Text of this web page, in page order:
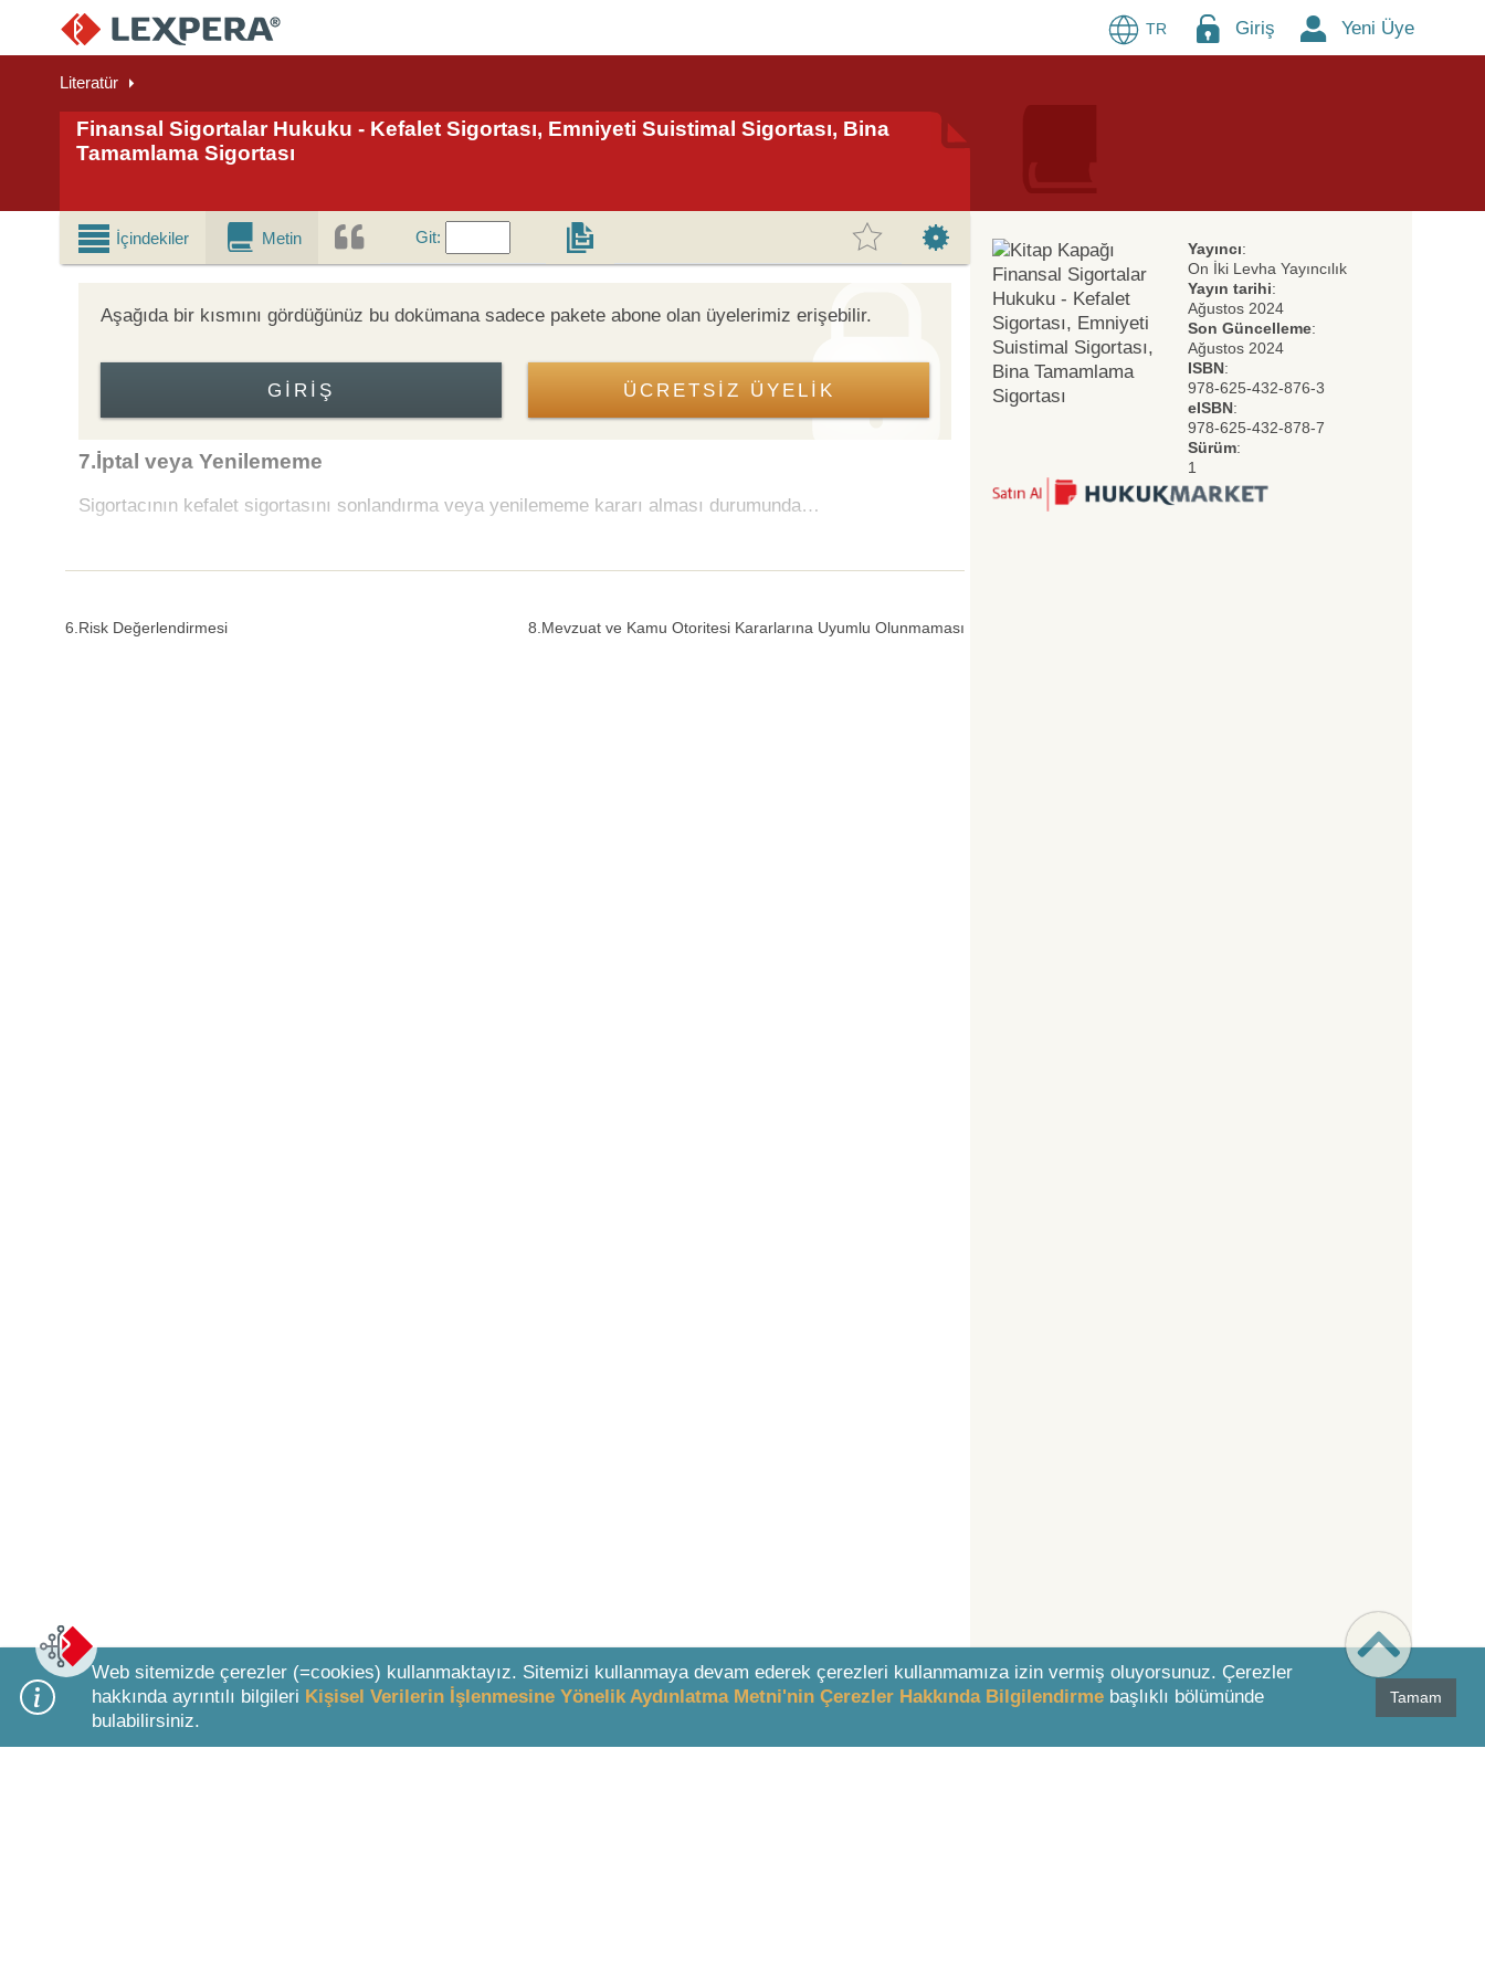
TR Giriş Yeni Üye
Literatür
Finansal Sigortalar Hukuku - Kefalet Sigortası, Emniyeti Suistimal Sigortası, Bina
Tamamlama Sigortası
İçindekiler Metin Git:
Aşağıda bir kısmını gördüğünüz bu dokümana sadece pakete abone olan üyelerimiz erişebilir.
GIRIŞ ÜCRETSİZ ÜYELİK
7.İptal veya Yenilememe
Sigortacının kefalet sigortasını sonlandırma veya yenilememe kararı alması durumunda…
6.Risk Değerlendirmesi 8.Mevzuat ve Kamu Otoritesi Kararlarına Uyumlu Olunmaması
Bottom Search Toolbar Highlight Text
Yayıncı:
On İki Levha Yayıncılık
Yayın tarihi:
Ağustos 2024
Son Güncelleme:
Ağustos 2024
ISBN:
978-625-432-876-3
eISBN:
978-625-432-878-7
Sürüm:
1
Web sitemizde çerezler (=cookies) kullanmaktayız. Sitemizi kullanmaya devam ederek çerezleri kullanmamıza izin vermiş oluyorsunuz. Çerezler
hakkında ayrıntılı bilgileri Kişisel Verilerin İşlenmesine Yönelik Aydınlatma Metni'nin Çerezler Hakkında Bilgilendirme başlıklı bölümünde
bulabilirsiniz.
Tamam